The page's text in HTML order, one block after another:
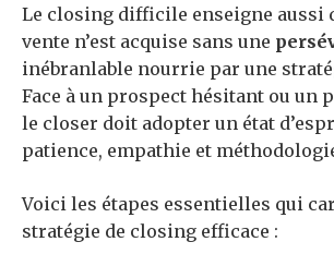
Le closing difficile enseigne aussi
vente n’est acquise sans une
inébranlable nourrie par une
Face à un prospect hésitant ou un
le closer doit adopter un état
patience, empathie et
Voici les étapes essentielles qui
stratégie de closing efficace :